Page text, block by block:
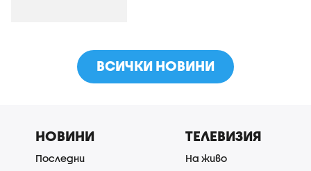
ВСИЧКИ НОВИНИ
НОВИНИ
Последни
ТЕЛЕВИЗИЯ
На живо